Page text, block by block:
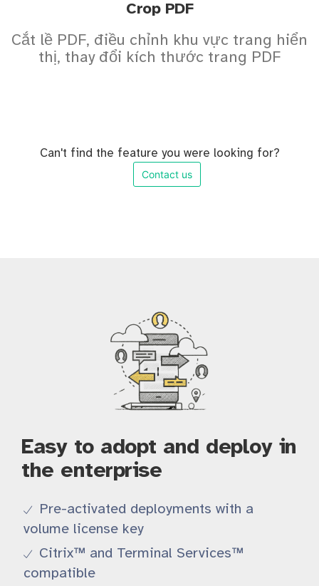
Crop PDF
Cắt lề PDF, điều chỉnh khu vực trang hiển
thị, thay đổi kích thước trang PDF
Can't find the feature you were looking for?
Contact us
Easy to adopt and deploy in
the enterprise
Pre-activated deployments with a
volume license key
Citrix™ and Terminal Services™
compatible